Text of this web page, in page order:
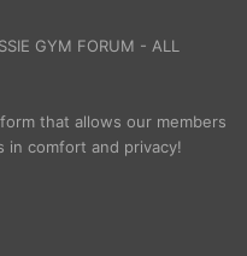
GYM FORUM - ALL
that allows our members
comfort and privacy!